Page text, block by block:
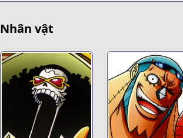
https://www.mangaupdates.com/
Book☆Walker
Official English
Official English
https://mangaplus.shueisha.co.jp/
Nhân vật